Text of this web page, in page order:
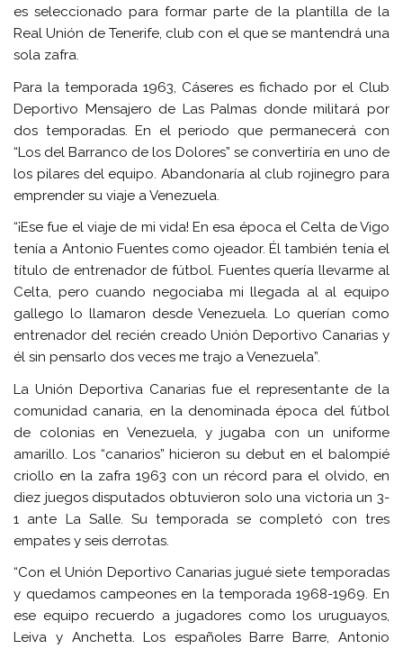
es seleccionado para formar parte de la plantilla de la
Real Unión de Tenerife, club con el que se mantendrá una
sola zafra.
Para la temporada 1963, Cáseres es fichado por el Club
Deportivo Mensajero de Las Palmas donde militará por
dos temporadas. En el periodo que permanecerá con
“Los del Barranco de los Dolores” se convertiría en uno de
los pilares del equipo. Abandonaría al club rojinegro para
emprender su viaje a Venezuela.
“¡Ese fue el viaje de mi vida! En esa época el Celta de Vigo
tenía a Antonio Fuentes como ojeador. Él también tenía el
título de entrenador de fútbol. Fuentes quería llevarme al
Celta, pero cuando negociaba mi llegada al al equipo
gallego lo llamaron desde Venezuela. Lo querían como
entrenador del recién creado Unión Deportivo Canarias y
él sin pensarlo dos veces me trajo a Venezuela”.
La Unión Deportiva Canarias fue el representante de la
comunidad canaria, en la denominada época del fútbol
de colonias en Venezuela, y jugaba con un uniforme
amarillo. Los “canarios” hicieron su debut en el balompié
criollo en la zafra 1963 con un récord para el olvido, en
diez juegos disputados obtuvieron solo una victoria un 3-
1 ante La Salle. Su temporada se completó con tres
empates y seis derrotas.
“Con el Unión Deportivo Canarias jugué siete temporadas
y quedamos campeones en la temporada 1968-1969. En
ese equipo recuerdo a jugadores como los uruguayos,
Leiva y Anchetta. Los españoles Barre Barre, Antonio